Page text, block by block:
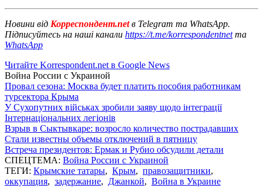
Новини від Корреспондент.netв Telegram та WhatsApp.
Підписуйтесь на наші канали https://t.me/korrespondentnetта
WhatsApp
Читайте Korrespondent.net в Google News
Война России с Украиной
Провал сезона: Москва будет платить пособия работникам
турсектора Крыма
У Сухопутних військах зробили заяву щодо інтеграції
Інтернаціональних легіонів
Взрыв в Сыктывкаре: возросло количество пострадавших
Стали известны объемы отключений в пятницу
Встреча президентов: Ермак и Рубио обсудили детали
СПЕЦТЕМА: Война России с Украиной
ТЕГИ: Крымские татары, Крым, правозащитники,
оккупация, задержание, Джанкой, Война в Украине